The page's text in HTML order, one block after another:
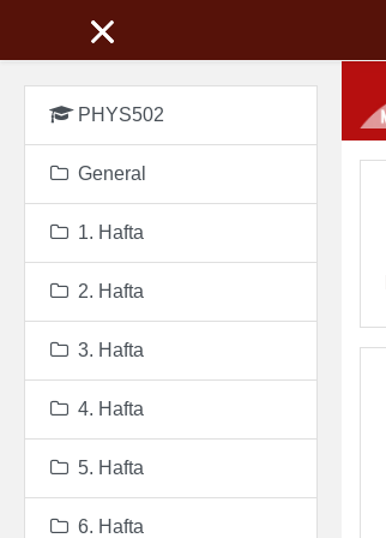
PHYS502
General
1. Hafta
2. Hafta
3. Hafta
4. Hafta
5. Hafta
6. Hafta